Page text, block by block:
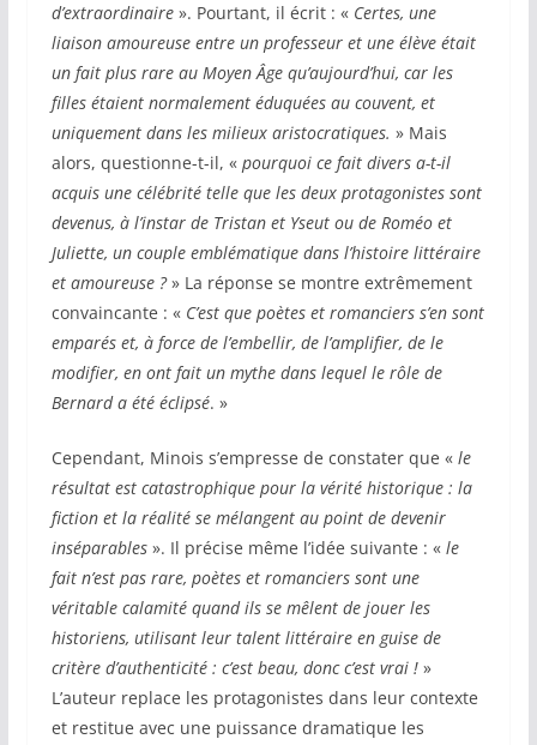
d’extraordinaire». Pourtant, il écrit : « Certes, une
liaison amoureuse entre un professeur et une élève était
un fait plus rare au Moyen Âge qu’aujourd’hui, car les
filles étaient normalement éduquées au couvent, et
uniquement dans les milieux aristocratiques. » Mais
alors, questionne-t-il, « pourquoi ce fait divers a-t-il
acquis une célébrité telle que les deux protagonistes sont
devenus, à l’instar de Tristan et Yseut ou de Roméo et
Juliette, un couple emblématique dans l’histoire littéraire
et amoureuse ?» La réponse se montre extrêmement
convaincante : « C’est que poètes et romanciers s’en sont
emparés et, à force de l’embellir, de l’amplifier, de le
modifier, en ont fait un mythe dans lequel le rôle de
Bernard a été éclipsé. »
Cependant, Minois s’empresse de constater que « le
résultat est catastrophique pour la vérité historique : la
fiction et la réalité se mélangent au point de devenir
inséparables». Il précise même l’idée suivante : « le
fait n’est pas rare, poètes et romanciers sont une
véritable calamité quand ils se mêlent de jouer les
historiens, utilisant leur talent littéraire en guise de
critère d’authenticité : c’est beau, donc c’est vrai !»
L’auteur replace les protagonistes dans leur contexte
et restitue avec une puissance dramatique les